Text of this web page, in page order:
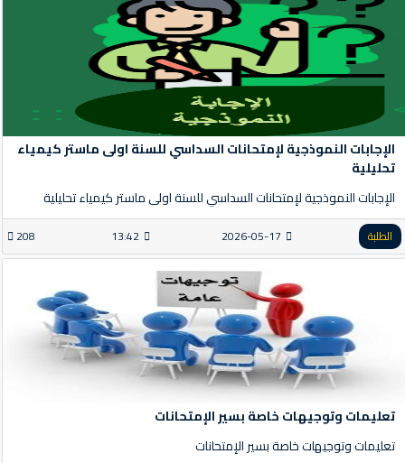
الإجابات النموذجية لإمتحانات السداسي للسنة اولى ماستر كيمياء
تحليلية
الإجابات النموذجية لإمتحانات السداسي للسنة اولى ماستر كيمياء تحليلية
الطلبة 2026-05-17
13:42
208
تعليمات وتوجيهات خاصة بسير الإمتحانات
تعليمات وتوجيهات خاصة بسير الإمتحانات